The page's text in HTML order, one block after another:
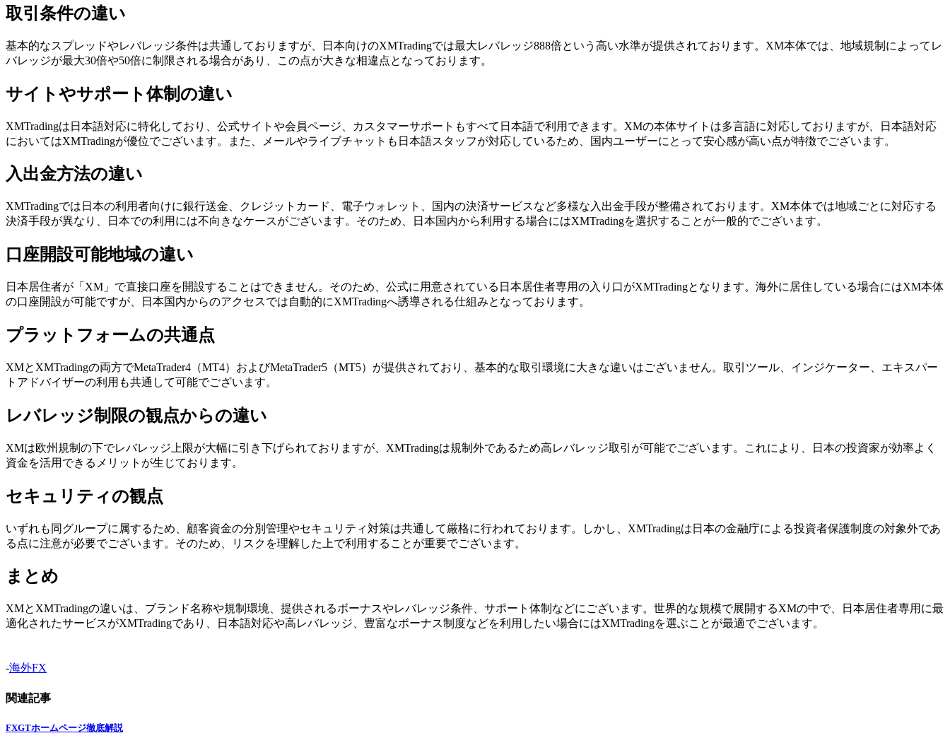
取引条件の違い
基本的なスプレッドやレバレッジ条件は共通しておりますが、日本向けのXMTradingでは最大レバレッジ888倍という高い水準が提供されております。XM本体では、地域規制によってレ
バレッジが最大30倍や50倍に制限される場合があり、この点が大きな相違点となっております。
サイトやサポート体制の違い
XMTradingは日本語対応に特化しており、公式サイトや会員ページ、カスタマーサポートもすべて日本語で利用できます。XMの本体サイトは多言語に対応しておりますが、日本語対応
においてはXMTradingが優位でございます。また、メールやライブチャットも日本語スタッフが対応しているため、国内ユーザーにとって安心感が高い点が特徴でございます。
入出金方法の違い
XMTradingでは日本の利用者向けに銀行送金、クレジットカード、電子ウォレット、国内の決済サービスなど多様な入出金手段が整備されております。XM本体では地域ごとに対応する
決済手段が異なり、日本での利用には不向きなケースがございます。そのため、日本国内から利用する場合にはXMTradingを選択することが一般的でございます。
口座開設可能地域の違い
日本居住者が「XM」で直接口座を開設することはできません。そのため、公式に用意されている日本居住者専用の入り口がXMTradingとなります。海外に居住している場合にはXM本体
の口座開設が可能ですが、日本国内からのアクセスでは自動的にXMTradingへ誘導される仕組みとなっております。
プラットフォームの共通点
XMとXMTradingの両方でMetaTrader4（MT4）およびMetaTrader5（MT5）が提供されており、基本的な取引環境に大きな違いはございません。取引ツール、インジケーター、エキスパー
トアドバイザーの利用も共通して可能でございます。
レバレッジ制限の観点からの違い
XMは欧州規制の下でレバレッジ上限が大幅に引き下げられておりますが、XMTradingは規制外であるため高レバレッジ取引が可能でございます。これにより、日本の投資家が効率よく
資金を活用できるメリットが生じております。
セキュリティの観点
いずれも同グループに属するため、顧客資金の分別管理やセキュリティ対策は共通して厳格に行われております。しかし、XMTradingは日本の金融庁による投資者保護制度の対象外であ
る点に注意が必要でございます。そのため、リスクを理解した上で利用することが重要でございます。
まとめ
XMとXMTradingの違いは、ブランド名称や規制環境、提供されるボーナスやレバレッジ条件、サポート体制などにございます。世界的な規模で展開するXMの中で、日本居住者専用に最
適化されたサービスがXMTradingであり、日本語対応や高レバレッジ、豊富なボーナス制度などを利用したい場合にはXMTradingを選ぶことが最適でございます。
-海外FX
関連記事
FXGTホームページ徹底解説